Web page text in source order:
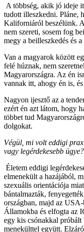
A többség, akik jó ideje
tudott illeszkedni. Pláne,
Kaliforniáról beszélünk.
nem szereti, sosem fog
megy a beilleszkedés és
Van a magyarok között
felé húznak, nem
Magyarországra. Az én
vannak itt, ahogy én is,
Nagyon ijesztő az a
ezért én azt látom, hogy
többet tud
dolgokat.
Végül, mi volt eddigi
vagy legérdekesebb ügye?
Életem eddigi
elmenekült a hazájából,
szexuális orientációja
bántalmazták,
országban, majd az
Államokba és elfogta az
egy kis csónakkal próbált
menekülttel együtt.